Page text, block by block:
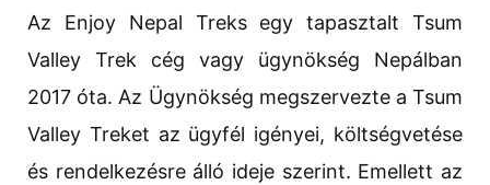
Az Enjoy Nepal Treks egy tapasztalt Tsum
Valley Trek cég vagy ügynökség Nepálban
2017 óta. Az Ügynökség megszervezte a Tsum
Valley Treket az ügyfél igényei, költségvetése
és rendelkezésre álló ideje szerint. Emellett az